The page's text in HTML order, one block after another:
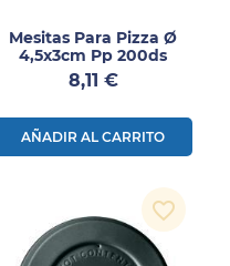
Mesitas Para Pizza Ø
4,5x3cm Pp 200ds
Precio
8,11 €
AÑADIR AL CARRITO
favorite_border